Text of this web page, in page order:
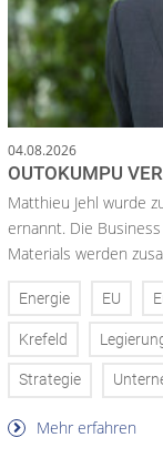
04.08.2026
OUTOKUMPU
Matthieu Jehl wurde
ernannt. Die
Materials werden
Energie EU
Krefeld
Strategie
Mehr erfahren